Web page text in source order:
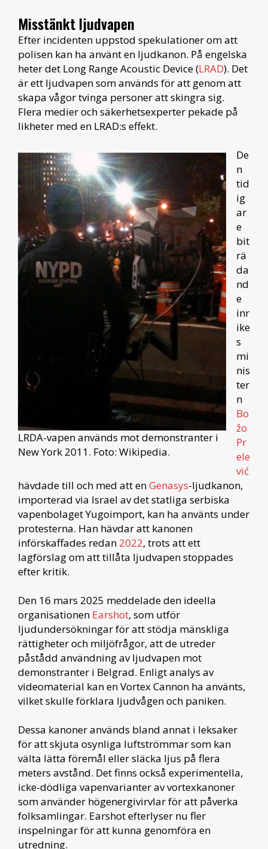
Misstänkt ljudvapen
Efter incidenten uppstod spekulationer om att
polisen kan ha använt en ljudkanon. På engelska
heter det Long Range Acoustic Device (LRAD). Det
är ett ljudvapen som används för att genom att
skapa vågor tvinga personer att skingra sig.
Flera medier och säkerhetsexperter pekade på
likheter med en LRAD:s effekt.
LRDA-vapen används mot demonstranter i
New York 2011. Foto: Wikipedia.
De
n
tid
ig
ar
e
bit
rä
da
nd
e
inr
ike
s
mi
nis
ter
n
Bo
žo
Pr
ele
vić
hävdade till och med att enGenasys-ljudkanon,
importerad via Israel av det statliga serbiska
vapenbolaget Yugoimport, kan ha använts under
protesterna. Han hävdar att kanonen
införskaffades redan 2022, trots att ett
lagförslag om att tillåta ljudvapen stoppades
efter kritik.
Den 16 mars 2025 meddelade den ideella
organisationen Earshot, som utför
ljudundersökningar för att stödja mänskliga
rättigheter och miljöfrågor, att de utreder
påstådd användning av ljudvapen mot
demonstranter i Belgrad. Enligt analys av
videomaterial kan en Vortex Cannon ha använts,
vilket skulle förklara ljudvågen och paniken.
Dessa kanoner används bland annat i leksaker
för att skjuta osynliga luftströmmar som kan
välta lätta föremål eller släcka ljus på flera
meters avstånd. Det finns också experimentella,
icke-dödliga vapenvarianter av vortexkanoner
som använder högenergivirvlar för att påverka
folksamlingar. Earshot efterlyser nu fler
inspelningar för att kunna genomföra en
utredning.